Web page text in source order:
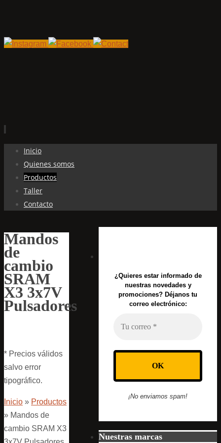
contenido
Inicio
Quienes somos
Productos
Taller
Contacto
Mandos
de
cambio
SRAM
X3 3x7V
Pulsadores
* Precios válidos
salvo error
tipográfico.
Inicio » Productos
» Mandos de
cambio SRAM X3
¿Quieres estar informado de
nuestras novedades y
promociones? Déjanos tu
correo electrónico:
¡No enviamos spam!
Nuestras marcas